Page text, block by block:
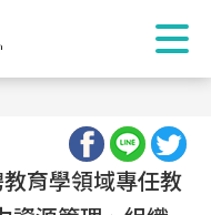
育學領域專任教